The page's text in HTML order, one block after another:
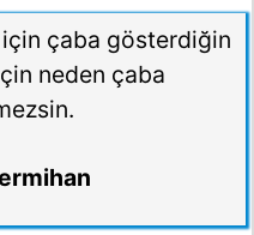
için çaba gösterdiğin
neden çaba